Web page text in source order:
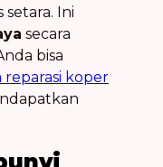
Ini
secara
bisa
reparasi koper